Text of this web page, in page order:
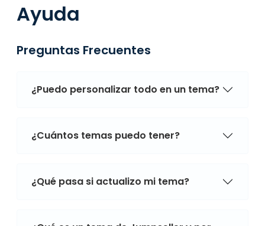
Ayuda
Preguntas Frecuentes
¿Puedo personalizar todo en un tema?
¿Cuántos temas puedo tener?
¿Qué pasa si actualizo mi tema?